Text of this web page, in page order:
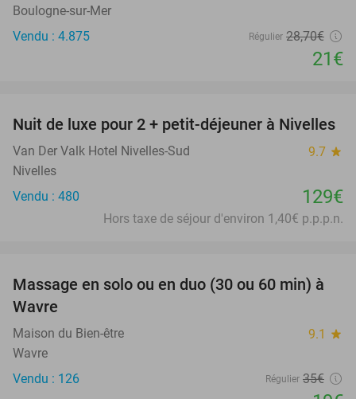
Boulogne-sur-Mer
Vendu : 4.875
Régulier 28,70€
21€
Nuit de luxe pour 2 + petit-déjeuner à Nivelles
Van Der Valk Hotel Nivelles-Sud 9.7 star
Nivelles
Vendu : 480
129€
Hors taxe de séjour d'environ 1,40€ p.p.p.n.
46%
Massage en solo ou en duo (30 ou 60 min) à
Wavre
Maison du Bien-être 9.1 star
Wavre
Vendu : 126
Régulier 35€